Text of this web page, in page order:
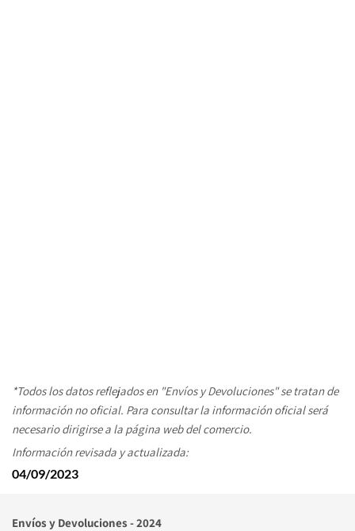
*Todos los datos reflejados en "Envíos y Devoluciones" se tratan de
información no oficial. Para consultar la información oficial será
necesario dirigirse a la página web del comercio.
Información revisada y actualizada:
04/09/2023
Envíos y Devoluciones - 2024